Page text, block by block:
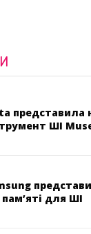
представила
ШІ
пам’яті для ШІ